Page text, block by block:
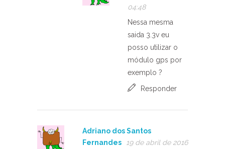
04:48
Nessa mesma
saida 3.3v eu
posso utilizar o
módulo gps por
exemplo ?
Responder
Adriano dos Santos
Fernandes
19 de abril de 2016